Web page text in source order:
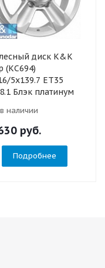
диск K&K
(КС694)
5x139.7 ET35
Блэк платинум
в наличии
руб.
Подробнее